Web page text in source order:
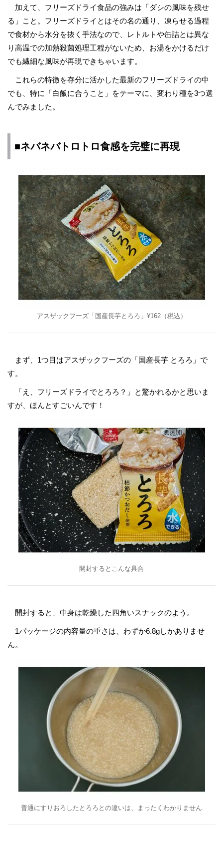
加えて、フリーズドライ食品の強みは「ダシの風味を残せ
る」こと。フリーズドライとはその名の通り、凍らせる過程
で食材から水分を抜く手法なので、レトルトや缶詰とは異な
り高温での加熱殺菌処理工程がないため、お湯をかけるだけ
でも繊細な風味が再現できちゃいます。
これらの特徴を存分に活かした最新のフリーズドライの中
でも、特に「白飯に合うこと」をテーマに、変わり種を3つ選
んでみました。
■ネバネバトロトロ食感を完璧に再現
アスザックフーズ「国産長芋とろろ」¥162（税込）
まず、1つ目はアスザックフーズの「国産長芋 とろろ」で
す。
「え、フリーズドライでとろろ？」と驚かれるかと思いま
すが、ほんとすごいんです！
開封するとこんな具合
開封すると、中身は乾燥した四角いスナックのよう。
1パッケージの内容量の重さは、わずか6.8gしかありませ
ん。
普通にすりおろしたとろろとの違いは、まったくわかりません